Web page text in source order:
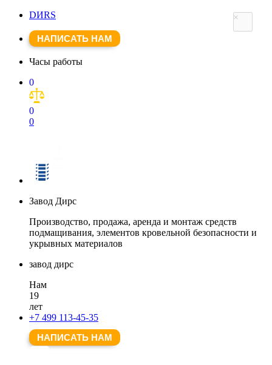
DИRS
НАПИСАТЬ НАМ
Часы работы
0
0
0
Завод Дирс
Производство, продажа, аренда и монтаж средств
подмащивания, элементов кровельной безопасности и
укрывных материалов
завод дирс
Нам
19
лет
+7 499 113-45-35
НАПИСАТЬ НАМ
×